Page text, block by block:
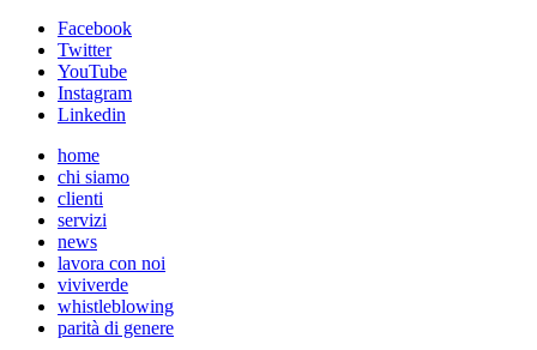
Facebook
Twitter
YouTube
Instagram
Linkedin
home
chi siamo
clienti
servizi
news
lavora con noi
viviverde
whistleblowing
parità di genere